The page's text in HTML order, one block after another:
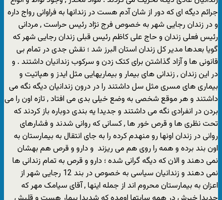
جرائم دیگه ای که دور از شان آدم هست در زندانها به فراوانی رواج داره
و در زندان رجایی شهر به خصوص فرج نژاد رئیس حراست , مردانی
رئیس فعلی زندان و حاج علی کاظم رئیس قبلی زندان رجایی شهر که
گویا بعدها مدیر کل زندان استان البرز شد ؛ نقش جدی در تمام بی
قانونی ها و آزاد گذاشتن برای کتک زدن و سرکوب زندانیان داشتند . و
در این زندان , زندانی های بیمار و بیماریهایی مثل ایدز و هپاتیت و
بیماری های مسری مثل سل داشتند را در درون زندانیان دیگه نگه می
داشتند و هر موقع شخصی به وضع خیلی بدی می افتاد , تازه اون را می
بردن در انفرادی نگه می داشتند و جدیدا یه بندی دوباره باز کردند که
تحت نظری ها و قرص خور ها , کسانی که روانی شدند و فشارهای
روانی در زندان اونها رو منهدم کرده را به جای انتقال به بیمارستان به
اون بند برده و همه را روی هم می ریزند و دارو و قرص هم بهشان
نمی دهند و الان که دیگه گرانی شده ؛ دارو و قرص به تمام زندانی ها
نمی دهند و زندانیان سیاسی به خصوص در بند 12 رجایی شهر از
اعزان به بیمارستان محروم اند از جمله اینها , آقای سیامک مهر که